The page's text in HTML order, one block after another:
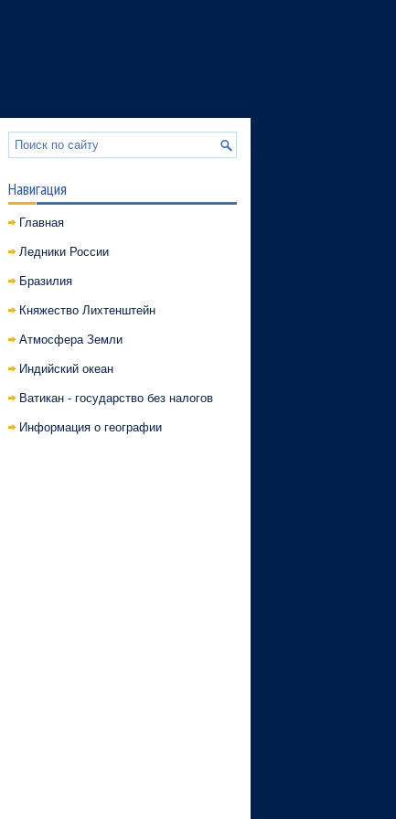
Навигация
Главная
Ледники России
Бразилия
Княжество Лихтенштейн
Атмосфера Земли
Индийский океан
Ватикан - государство без налогов
Информация о географии